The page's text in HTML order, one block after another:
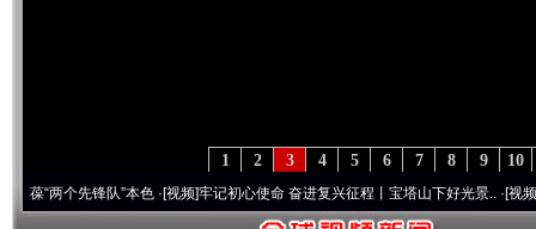
10
9
8
7
6
5
4
3
2
1
先锋队”本色·[视频]牢记初心使命 奋进复兴征程丨宝塔山下好光景..·[视频]因党而生